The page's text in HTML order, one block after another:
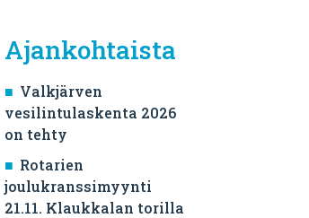
Ajankohtaista
Valkjärven
vesilintulaskenta 2026
on tehty
Rotarien
joulukranssimyynti
21.11. Klaukkalan torilla